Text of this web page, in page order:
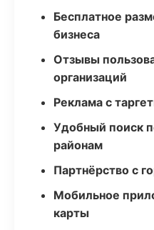
Бесплатное
бизнеса
Отзывы
организаций
Реклама с
Удобный поиск
районам
Партнёрство с
Мобильное
карты